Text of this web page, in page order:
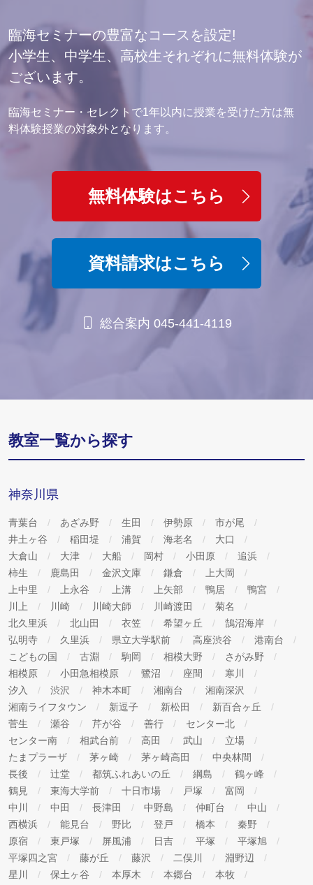
臨海セミナーの豊富なコ一スを設定!
小学生、中学生、高校生それぞれに無料体験が
ございます。
臨海セミナー・セレクトで1年以内に授業を受けた方は無
料体験授業の対象外となります。
無料体験はこちら
資料請求はこちら
総合案内 045-441-4119
教室一覧から探す
神奈川県
青葉台 あざみ野 生田 伊勢原
市が尾
井土ヶ谷
稲田堤 浦賀 海老名
大口
大倉山
大津 大船 岡村 小田原
追浜
柿生
鹿島田 金沢文庫 鎌倉
上大岡
上中里
上永谷 上溝 上矢部 鴨居
鴨宮
川上
川崎 川崎大師 川崎渡田
菊名
北久里浜
北山田 衣笠 希望ヶ丘
鵠沼海岸
弘明寺
久里浜 県立大学駅前 高座渋谷
港南台
こどもの国
古淵 駒岡 相模大野
さがみ野
相模原
小田急相模原 鷺沼 座間
寒川
汐入
渋沢 神木本町 湘南台
湘南深沢
湘南ライフタウン
新逗子 新松田
新百合ヶ丘
菅生
瀬谷 芹が谷 善行
センター北
センター南
相武台前 高田 武山
立場
たまプラーザ
茅ヶ崎 茅ヶ崎高田
中央林間
長後
辻堂 都筑ふれあいの丘 綱島
鶴ヶ峰
鶴見
東海大学前 十日市場 戸塚
富岡
中川
中田 長津田 中野島 仲町台
中山
西横浜
能見台 野比 登戸 橋本
秦野
原宿
東戸塚 屏風浦 日吉 平塚
平塚旭
平塚四之宮
藤が丘 藤沢 二俣川
淵野辺
星川
保土ヶ谷 本厚木 本郷台
本牧